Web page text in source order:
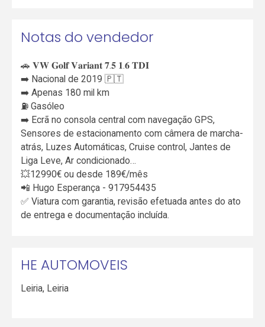
Notas do vendedor
🚗 𝐕𝐖 𝐆𝐨𝐥𝐟 𝐕𝐚𝐫𝐢𝐚𝐧𝐭 𝟕.𝟓 𝟏.𝟔 𝐓𝐃𝐈
➡️ Nacional de 2019 🇵🇹
➡️ Apenas 180 mil km
⛽️ Gasóleo
➡️ Ecrã no consola central com navegação GPS,
Sensores de estacionamento com câmera de marcha-
atrás, Luzes Automáticas, Cruise control, Jantes de
Liga Leve, Ar condicionado…
💥12990€ ou desde 189€/mês
📲 Hugo Esperança - 917954435
✅ Viatura com garantia, revisão efetuada antes do ato
de entrega e documentação incluída.
HE AUTOMOVEIS
Leiria, Leiria